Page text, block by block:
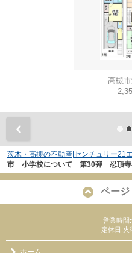
高槻
茨木・高槻の不動産|センチュリー21
市 小学校について 第30弾 忍頂寺
ページ
営業時間
定休日:火